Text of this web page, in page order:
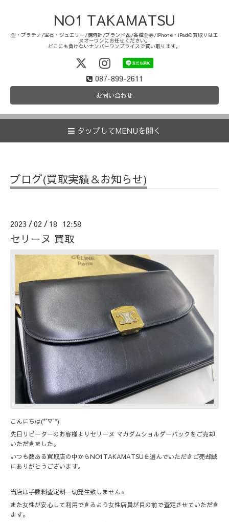
NO1 TAKAMATSU
金・プラチナ/宝石・ジュエリー/腕時計/ブランド品/各種金券/iPhone・iPadの買取りはエ
ヌオーワンにお任せください。
どこにも負けないナンバーワンプライスで買い取ります。
087-899-2611
お問い合わせ
タップしてMENUを開く
ブログ(買取実績＆お知らせ)
2023 /02 / 18 12:58
セリーヌ 買取
こんにちは(*'▽'*)
先日リピーターのお客様よりセリーヌ マカダムショルダーバックをご売却
いただきました。
いつも数ある買取店の中からNO1TAKAMATSUを選んでいただきご売却誠
にありがとうございます。
当店は手数料査定料一切発生致しません⭐️
また女性が安心して利用できるよう女性店員が目の前で査定させていただき
ます。